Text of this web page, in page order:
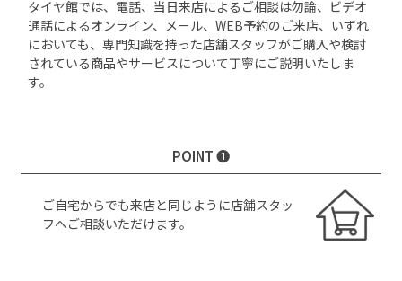
タイヤ館では、電話、当日来店によるご相談は勿論、ビデオ
通話によるオンライン、メール、WEB予約のご来店、いずれ
においても、専門知識を持った店舗スタッフがご購入や検討
されている商品やサービスについて丁寧にご説明いたしま
す。
POINT ❶
ご自宅からでも来店と同じように店舗スタッ
フへご相談いただけます。